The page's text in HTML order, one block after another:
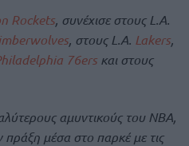
Rockets, συνέχισε στους L.A.
, στους L.A. Lakers,
76ers και στους
αμυντικούς του ΝΒΑ,
πράξη μέσα στο παρκέ με τις